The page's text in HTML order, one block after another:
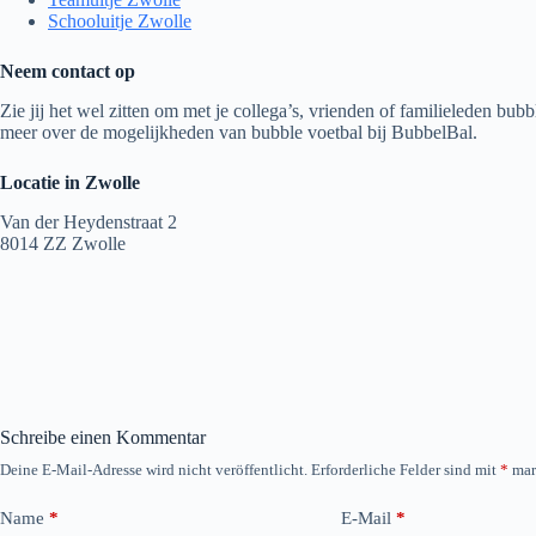
Schooluitje Zwolle
Neem contact op
Zie jij het wel zitten om met je collega’s, vrienden of familieleden
meer over de mogelijkheden van bubble voetbal bij BubbelBal.
Locatie in Zwolle
Van der Heydenstraat 2
8014 ZZ Zwolle
Schreibe einen Kommentar
Deine E-Mail-Adresse wird nicht veröffentlicht. Erforderliche Felder sind mit *
Name * E-Mail *